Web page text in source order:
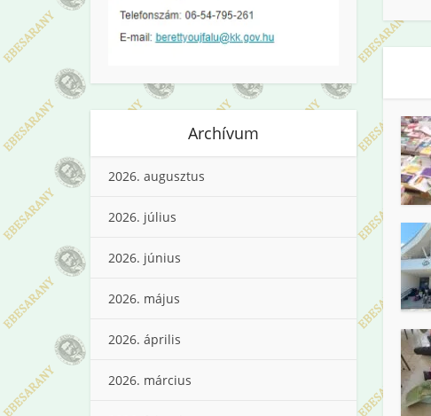
Archívum
2026. augusztus
2026. július
2026. június
2026. május
2026. április
2026. március